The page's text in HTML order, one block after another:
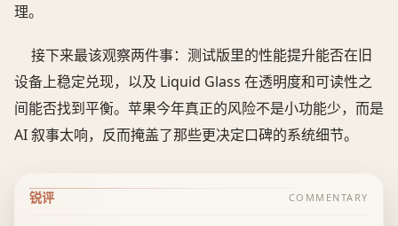
理。
接下来最该观察两件事：测试版里的性能提升能否在旧
设备上稳定兑现，以及 Liquid Glass 在透明度和可读性之
间能否找到平衡。苹果今年真正的风险不是小功能少，而是
AI 叙事太响，反而掩盖了那些更决定口碑的系统细节。
锐评 COMMENTARY